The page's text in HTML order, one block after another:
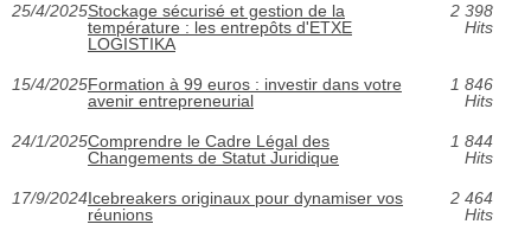
25/4/2025Stockage sécurisé et gestion de la
température : les entrepôts d'ETXE
LOGISTIKA
2 398
Hits
15/4/2025Formation à 99 euros : investir dans votre
avenir entrepreneurial
1 846
Hits
24/1/2025Comprendre le Cadre Légal des
Changements de Statut Juridique
1 844
Hits
17/9/2024Icebreakers originaux pour dynamiser vos
réunions
2 464
Hits